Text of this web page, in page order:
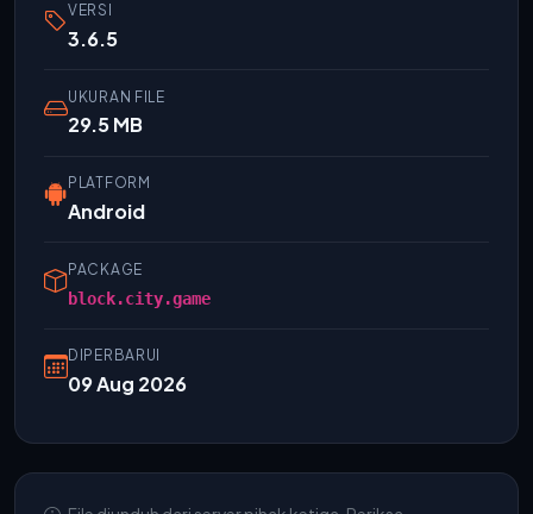
VERSI
3.6.5
UKURAN FILE
29.5 MB
PLATFORM
Android
PACKAGE
block.city.game
DIPERBARUI
09 Aug 2026